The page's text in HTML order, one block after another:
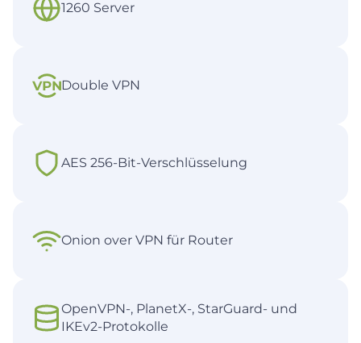
1260 Server
Double VPN
AES 256-Bit-Verschlüsselung
Onion over VPN für Router
OpenVPN-, PlanetX-, StarGuard- und
IKEv2-Protokolle